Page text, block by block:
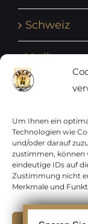
Um Ihnen ein
Technologien wie
und/oder darauf
zustimmen, können
eindeutige IDs auf
Zustimmung nicht
Merkmale und
Schweiz
Vatikan
Vereinte